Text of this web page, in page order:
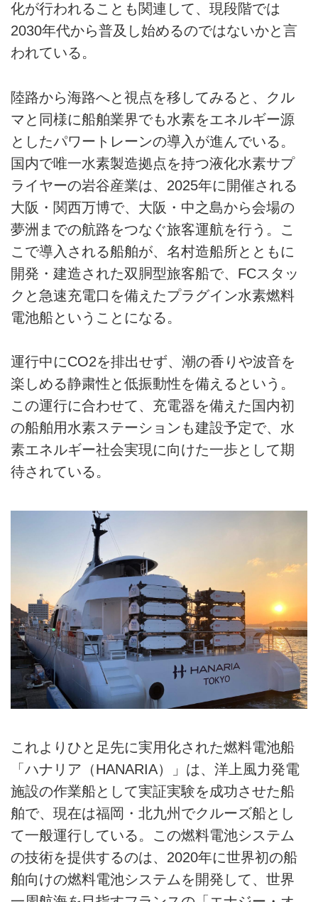
化が行われることも関連して、現段階では
2030年代から普及し始めるのではないかと言
われている。
陸路から海路へと視点を移してみると、クル
マと同様に船舶業界でも水素をエネルギー源
としたパワートレーンの導入が進んでいる。
国内で唯一水素製造拠点を持つ液化水素サプ
ライヤーの岩谷産業は、2025年に開催される
大阪・関西万博で、大阪・中之島から会場の
夢洲までの航路をつなぐ旅客運航を行う。こ
こで導入される船舶が、名村造船所とともに
開発・建造された双胴型旅客船で、FCスタッ
クと急速充電口を備えたプラグイン水素燃料
電池船ということになる。
運行中にCO2を排出せず、潮の香りや波音を
楽しめる静粛性と低振動性を備えるという。
この運行に合わせて、充電器を備えた国内初
の船舶用水素ステーションも建設予定で、水
素エネルギー社会実現に向けた一歩として期
待されている。
これよりひと足先に実用化された燃料電池船
「ハナリア（HANARIA）」は、洋上風力発電
施設の作業船として実証実験を成功させた船
舶で、現在は福岡・北九州でクルーズ船とし
て一般運行している。この燃料電池システム
の技術を提供するのは、2020年に世界初の船
舶向けの燃料電池システムを開発して、世界